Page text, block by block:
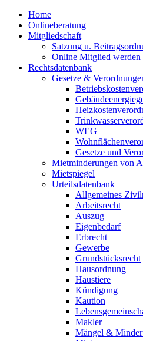
Home
Onlineberatung
Mitgliedschaft
Satzung u.
Online Mitglied werden
Rechtsdatenbank
Gesetze &
WEG
Gesetze und
Mietminderungen von
Mietspiegel
Urteilsdatenbank
Allgemeines
Arbeitsrecht
Auszug
Eigenbedarf
Erbrecht
Gewerbe
Grundstücksrecht
Hausordnung
Haustiere
Kündigung
Kaution
Makler
Mängel &